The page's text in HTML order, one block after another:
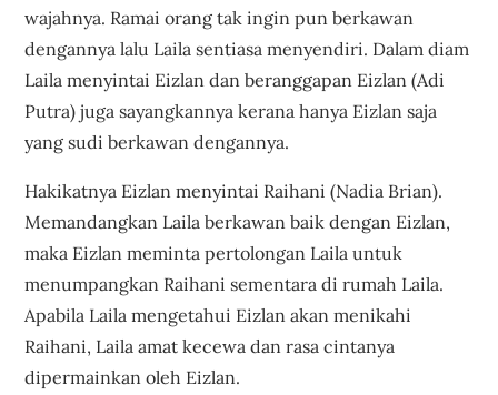
wajahnya. Ramai orang tak ingin pun berkawan
dengannya lalu Laila sentiasa menyendiri. Dalam diam
Laila menyintai Eizlan dan beranggapan Eizlan (Adi
Putra) juga sayangkannya kerana hanya Eizlan saja
yang sudi berkawan dengannya.
Hakikatnya Eizlan menyintai Raihani (Nadia Brian).
Memandangkan Laila berkawan baik dengan Eizlan,
maka Eizlan meminta pertolongan Laila untuk
menumpangkan Raihani sementara di rumah Laila.
Apabila Laila mengetahui Eizlan akan menikahi
Raihani, Laila amat kecewa dan rasa cintanya
dipermainkan oleh Eizlan.